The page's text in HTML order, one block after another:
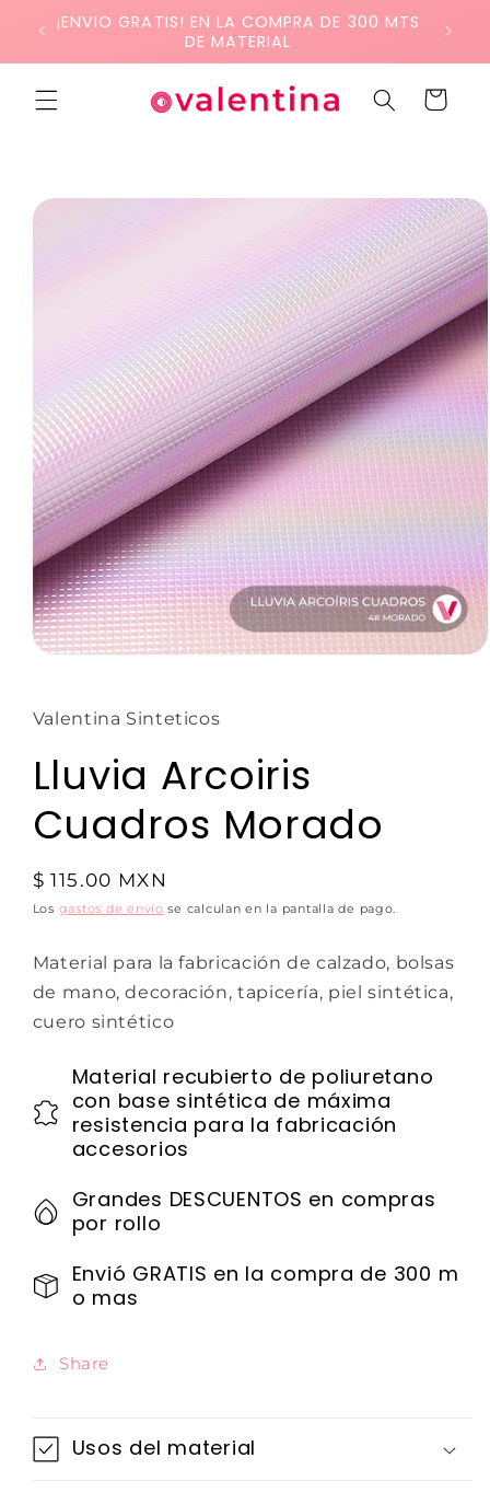
directamente
¡ENVIO GRATIS! EN LA COMPRA DE 300 MTS
DE MATERIAL
Carrito
directamente
a la
Valentina Sinteticos
Lluvia Arcoiris
Cuadros Morado
$ 115.00 MXN
Los gastos de envío se calculan en la pantalla de pago.
Material para la fabricación de calzado, bolsas
de mano, decoración, tapicería, piel sintética,
cuero sintético
Material recubierto de poliuretano
con base sintética de máxima
resistencia para la fabricación
accesorios
Grandes DESCUENTOS en compras
por rollo
Envió GRATIS en la compra de 300 m
o mas
Share
Usos del material